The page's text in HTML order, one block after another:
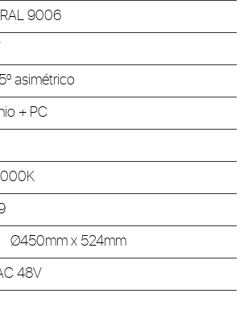
9006
asimétrico
+ PC
Ø450mm x 524mm
48V